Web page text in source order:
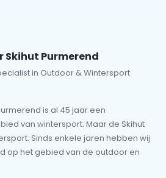
Skihut Purmerend
in Outdoor & Wintersport
is al 45 jaar een
van wintersport. Maar de Skihut
Sinds enkele jaren hebben wij
op het gebied van de outdoor en